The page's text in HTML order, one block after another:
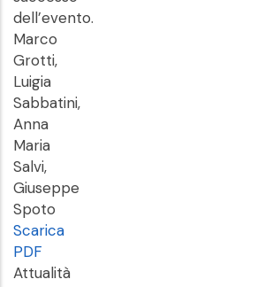
dell’evento.
Marco
Grotti,
Luigia
Sabbatini,
Anna
Maria
Salvi,
Giuseppe
Spoto
Scarica
PDF
Attualità